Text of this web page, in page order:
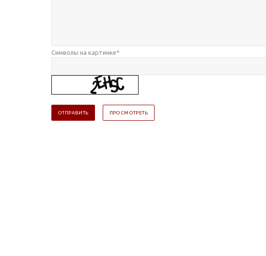
Символы на картинке*